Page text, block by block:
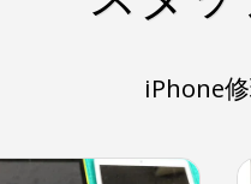
iPhone